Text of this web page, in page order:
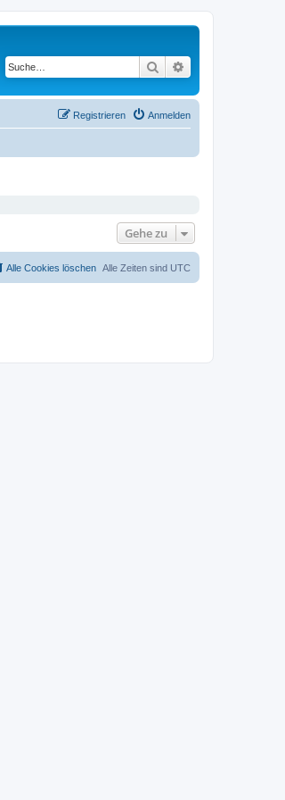
Suche
Anmelden
Registrieren
Gehe zu
Alle Zeiten sind UTC
Alle Cookies löschen